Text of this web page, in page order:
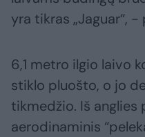
yra tikras „Jaguar“,
6,1 metro ilgio laivo
stiklo pluošto, o jo
tikmedžio. Iš
aerodinaminis